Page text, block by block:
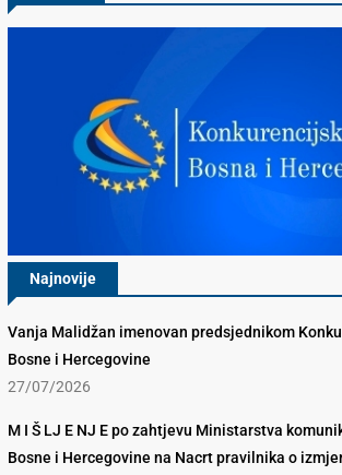
Najnovije
Vanja Malidžan imenovan predsjednikom
Bosne i Hercegovine
27/07/2026
M I Š LJ E NJ E po zahtjevu Ministarstva
Bosne i Hercegovine na Nacrt pravilnika o